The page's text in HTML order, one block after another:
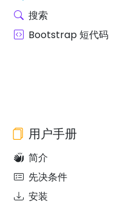
搜索
Bootstrap 短代码
用户手册
简介
先决条件
安装